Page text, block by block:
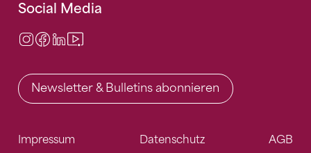
Social Media
Instagram
Facebook
LinkedIn
Newsletter & Bulletins abonnieren
Impressum Datenschutz AGB